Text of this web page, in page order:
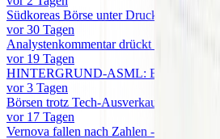
Südkoreas Börse unter Druck -
vor 30 Tagen
Analystenkommentar drückt Rheinmetall
vor 19 Tagen
HINTERGRUND-ASML: Erstes
vor 3 Tagen
Börsen trotz Tech-Ausverkauf fester -
vor 17 Tagen
Vernova fallen nach Zahlen - Auch